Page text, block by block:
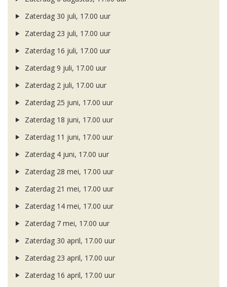
Zaterdag 30 juli, 17.00 uur
Zaterdag 23 juli, 17.00 uur
Zaterdag 16 juli, 17.00 uur
Zaterdag 9 juli, 17.00 uur
Zaterdag 2 juli, 17.00 uur
Zaterdag 25 juni, 17.00 uur
Zaterdag 18 juni, 17.00 uur
Zaterdag 11 juni, 17.00 uur
Zaterdag 4 juni, 17.00 uur
Zaterdag 28 mei, 17.00 uur
Zaterdag 21 mei, 17.00 uur
Zaterdag 14 mei, 17.00 uur
Zaterdag 7 mei, 17.00 uur
Zaterdag 30 april, 17.00 uur
Zaterdag 23 april, 17.00 uur
Zaterdag 16 april, 17.00 uur